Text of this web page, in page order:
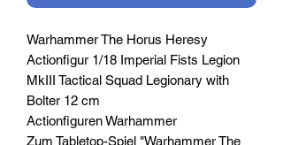
Warhammer The Horus Heresy
Actionfigur 1/18 Imperial Fists Legion
MkIII Tactical Squad Legionary with
Bolter 12 cm
Actionfiguren Warhammer
Zum Tabletop-Spiel "Warhammer The